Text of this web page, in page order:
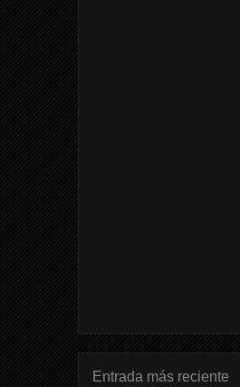
Entrada más reciente